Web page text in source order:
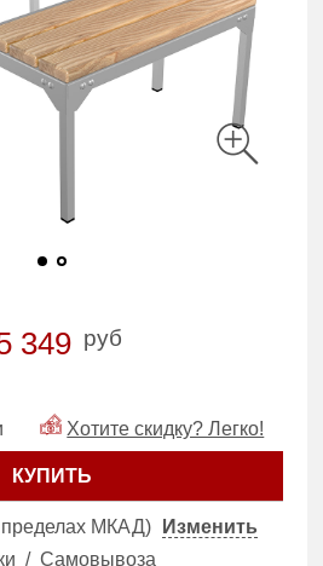
349 руб
Хотите скидку? Легко!
КУПИТЬ
пределах МКАД)
Изменить
/Самовывоза